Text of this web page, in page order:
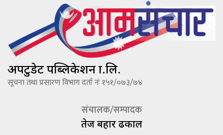
अपटुडेट पब्लिकेशन प्रा.लि.
सूचना तथा प्रसारण विभाग दर्ता नंः १५१/०७३/७४
संचालक/सम्पादक
तेज बहादूर ढकाल